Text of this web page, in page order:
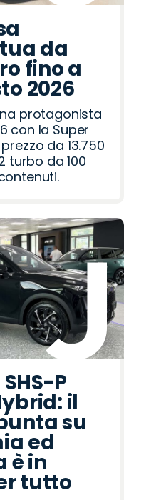
da
fino a
2026
protagonista
con la Super
da 13.750
turbo da 100
P
il
su
ed
è in
tutto